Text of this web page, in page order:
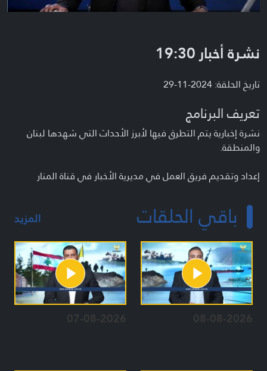
نشرة أخبار 19:30
تاريخ الحلقة: 2024-11-29
تعريف البرنامج
نشرة إخبارية يتم التطرق فيها لأبرز الأحداث التي شهدها لبنان
والمنطقة.
إعداد وتقديم فريق العمل في مديرية الأخبار في قناة المنار
باقي الحلقات المزيد
08-08-2026
07-08-2026